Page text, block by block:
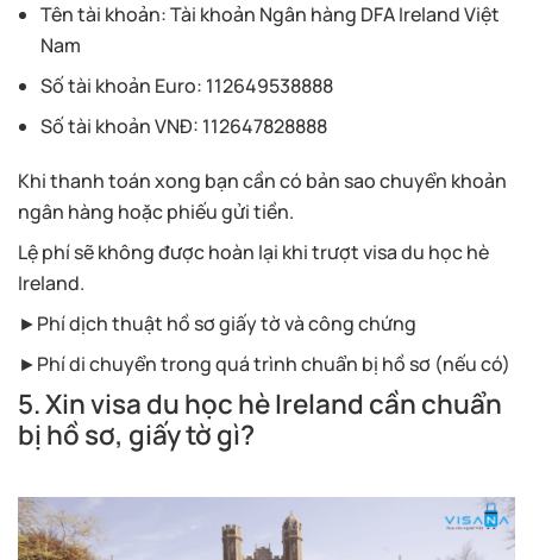
Tên tài khoản: Tài khoản Ngân hàng DFA Ireland Việt
Nam
Số tài khoản Euro: 112649538888
Số tài khoản VNĐ: 112647828888
Khi thanh toán xong bạn cần có bản sao chuyển khoản
ngân hàng hoặc phiếu gửi tiền.
Lệ phí sẽ không được hoàn lại khi trượt visa du học hè
Ireland.
►Phí dịch thuật hồ sơ giấy tờ và công chứng
►Phí di chuyển trong quá trình chuẩn bị hồ sơ (nếu có)
5. Xin visa du học hè Ireland cần chuẩn
bị hồ sơ, giấy tờ gì?